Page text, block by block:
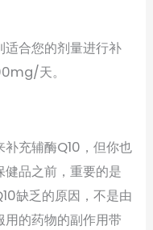
适合您的剂量进行补
天。
充辅酶Q10，但你也
品之前，重要的是
缺乏的原因，不是由
的药物的副作用带